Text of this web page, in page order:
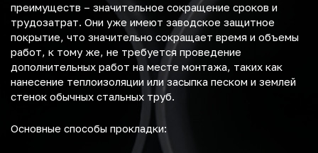
преимуществ – значительное сокращение сроков и
трудозатрат. Они уже имеют заводское защитное
покрытие, что значительно сокращает время и объемы
работ, к тому же, не требуется проведение
дополнительных работ на месте монтажа, таких как
нанесение теплоизоляции или засыпка песком и землей
стенок обычных стальных труб.
Основные способы прокладки: